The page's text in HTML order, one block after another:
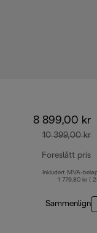
8 899,00 kr
10 399,00 kr
Foreslått pris
Inkludert MVA-
1 779,80 kr (
Sammenlign